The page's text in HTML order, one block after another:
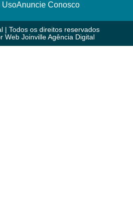
UsoAnuncie Conosco
| Todos os direitos reservados
Web Joinville Agência Digital